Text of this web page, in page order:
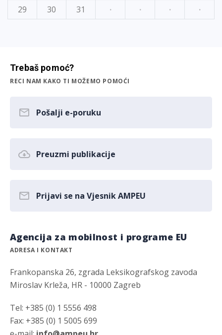
29
30 31 · · · ·
Trebaš pomoć?
RECI NAM KAKO TI MOŽEMO POMOĆI
Pošalji e-poruku
Preuzmi publikacije
Prijavi se na Vjesnik AMPEU
Agencija za mobilnost i programe EU
ADRESA I KONTAKT
Frankopanska 26, zgrada Leksikografskog zavoda
Miroslav Krleža, HR - 10000 Zagreb
Tel: +385 (0) 1 5556 498
Fax: +385 (0) 1 5005 699